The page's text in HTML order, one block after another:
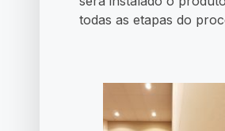
todas as etapas do